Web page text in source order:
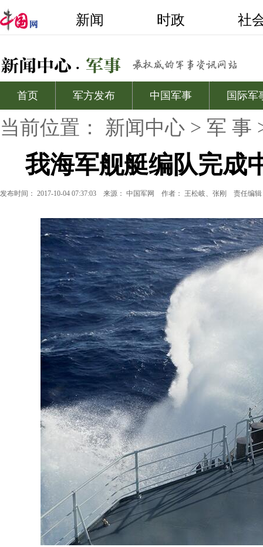
当前位置： 新闻中心 > 军 事
我海军舰艇编队完成
发布时间： 2017-10-04 07:37:03 来源： 中国军网 作者： 王松岐、张刚 责任编